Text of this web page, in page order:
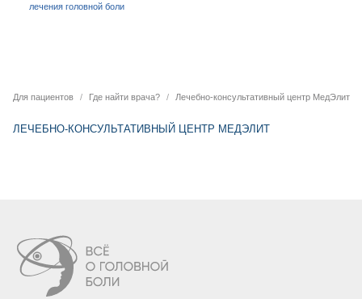
лечения головной боли
Для пациентов Где найти врача? Лечебно-консультативный центр МедЭлит
ЛЕЧЕБНО-КОНСУЛЬТАТИВНЫЙ ЦЕНТР МЕДЭЛИТ